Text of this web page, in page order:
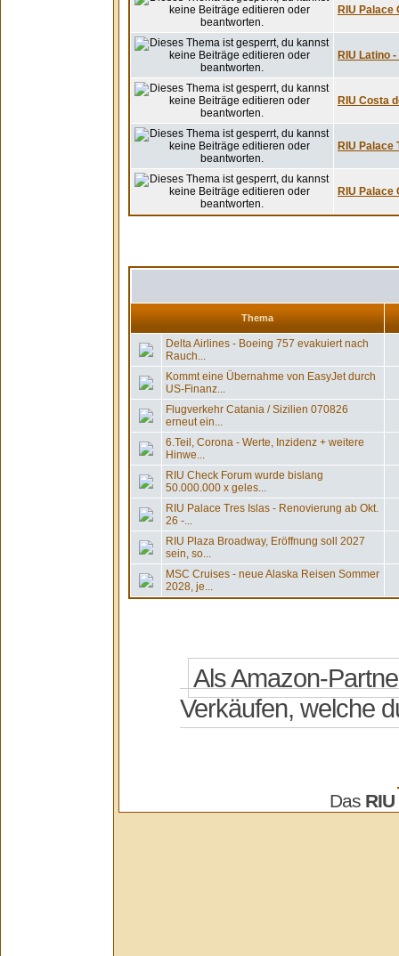
RIU Palace
RIU Latino
RIU Costa
RIU Palace
RIU Palace
Thema
Delta Airlines - Boeing 757 evakuiert nach
Rauch...
Kommt eine Übernahme von EasyJet durch
US-Finanz...
Flugverkehr Catania / Sizilien 070826
erneut ein...
6.Teil, Corona - Werte, Inzidenz + weitere
Hinwe...
RIU Check Forum wurde bislang
50.000.000 x geles...
RIU Palace Tres Islas - Renovierung ab Okt.
26 -...
RIU Plaza Broadway, Eröffnung soll 2027
sein, so...
MSC Cruises - neue Alaska Reisen Sommer
2028, je...
Das